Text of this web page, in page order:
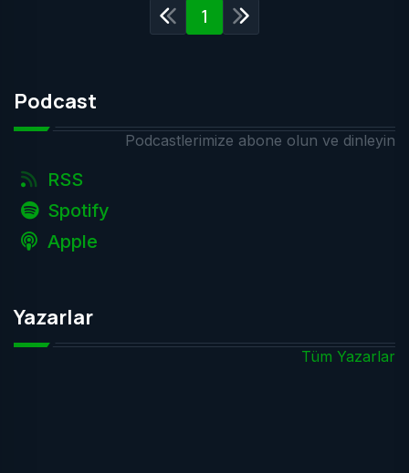
1
Podcast
Podcastlerimize abone olun ve dinleyin
RSS
Spotify
Apple
Yazarlar
Tüm Yazarlar